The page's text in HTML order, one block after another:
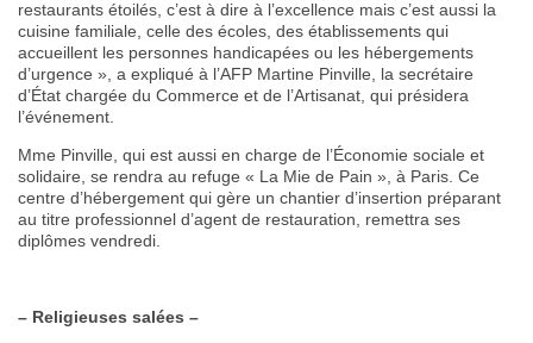
restaurants étoilés, c’est à dire à l’excellence mais c’est aussi la
cuisine familiale, celle des écoles, des établissements qui
accueillent les personnes handicapées ou les hébergements
d’urgence », a expliqué à l’AFP Martine Pinville, la secrétaire
d’État chargée du Commerce et de l’Artisanat, qui présidera
l’événement.
Mme Pinville, qui est aussi en charge de l’Économie sociale et
solidaire, se rendra au refuge « La Mie de Pain », à Paris. Ce
centre d’hébergement qui gère un chantier d’insertion préparant
au titre professionnel d’agent de restauration, remettra ses
diplômes vendredi.
– Religieuses salées –